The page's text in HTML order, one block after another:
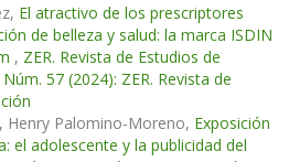
El atractivo de los prescriptores
de belleza y salud: la marca ISDIN
, ZER. Revista de Estudios de
57 (2024): ZER. Revista de
Henry Palomino-Moreno, Exposición
el adolescente y la publicidad del